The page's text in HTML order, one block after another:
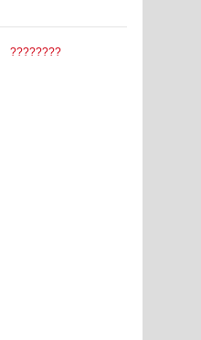
????????